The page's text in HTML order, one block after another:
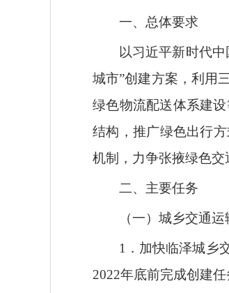
一、总体要求
以习近平新时代
城市”创建方案，利用
绿色物流配送体系建
结构，推广绿色出行
机制，力争张掖绿色交
二、主要任务
（一）城乡交通
1．加快临泽城乡
2022年底前完成创建